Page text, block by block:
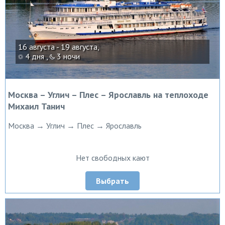
16 августа - 19 августа,
4 дня ,
3 ночи
Москва – Углич – Плес – Ярославль на теплоходе
Михаил Танич
Москва → Углич → Плес → Ярославль
Нет свободных кают
Выбрать